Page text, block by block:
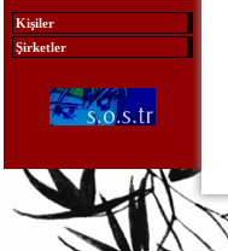
Kişiler
Şirketler